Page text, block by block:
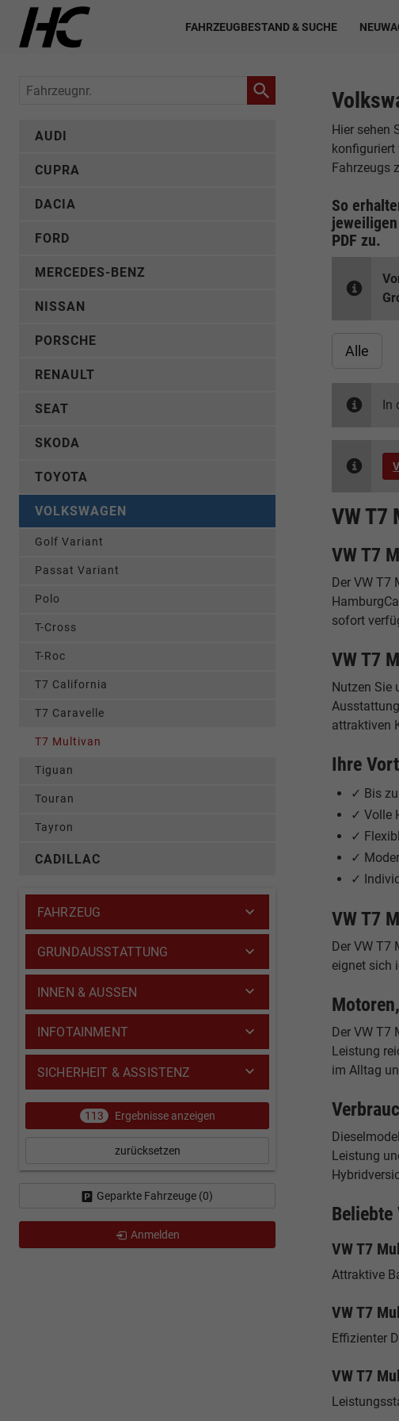
FAHRZEUGBESTAND & SUCHE
Hier sehen
konfiguriert
Fahrzeugs
So
jeweiligen
PDF zu.
Alle
In
VW T7
VW T7
Der VW T7
sofort
VW T7
Nutzen Sie
attraktiven
Ihre
✓ Bis
✓ Volle
✓
✓
✓
VW T7
Der VW T7
eignet sich
Der VW T7
Leistung
im Alltag
Leistung
Beliebte
VW T7
Attraktive
VW T7
Effizienter
VW T7
Fahrzeugnr.
AUDI
CUPRA
DACIA
FORD
MERCEDES-BENZ
NISSAN
PORSCHE
RENAULT
SEAT
SKODA
TOYOTA
VOLKSWAGEN
Golf Variant
Passat Variant
Polo
T-Cross
T-Roc
T7 California
T7 Caravelle
T7 Multivan
Tiguan
Touran
Tayron
CADILLAC
FAHRZEUG
GRUNDAUSSTATTUNG
INNEN & AUSSEN
INFOTAINMENT
SICHERHEIT & ASSISTENZ
113 Ergebnisse anzeigen
zurücksetzen
Geparkte Fahrzeuge (0)
Anmelden